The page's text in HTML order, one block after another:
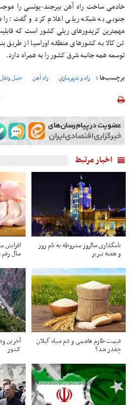
خادمی ساخت راه آهن بیرجند-یونسی را
جنوبی به شبکه ریلی اعلام کرد و گفت:
تن کالا به کشورهای منطقه اوراسیا از طریق
توسعه همه جانبه شرق کشور را به همراه دارد.
برچسب‌ها : راه و شهرسازي راه آهن حمل ونقل
اخبار مرتبط
نامگذاری سالروز مشروطه به نام روز
و هفته تبریز
افزایش
سال
قیمت طارم هاشمی و دم سیاه گیلان
چقدر شد؟
آخرین
کشور